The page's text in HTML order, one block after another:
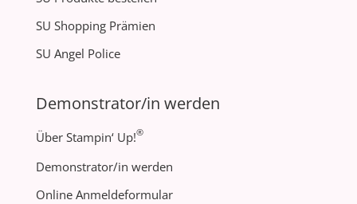
SU Shopping Prämien
SU Angel Police
Demonstrator/in werden
Über Stampin‘ Up!®
Demonstrator/in werden
Online Anmeldeformular